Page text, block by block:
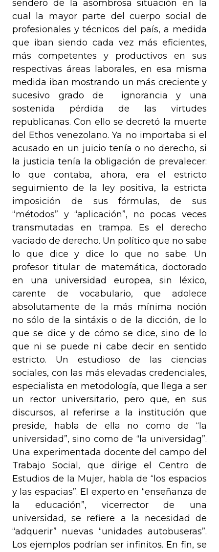
sendero de la asombrosa situación en la
cual la mayor parte del cuerpo social de
profesionales y técnicos del país, a medida
que iban siendo cada vez más eficientes,
más competentes y productivos en sus
respectivas áreas laborales, en esa misma
medida iban mostrando un más creciente y
sucesivo grado de
ignorancia y una
sostenida pérdida de las virtudes
republicanas. Con ello se decretó la muerte
del Ethosvenezolano. Ya no importaba si el
acusado en un juicio tenía o no derecho, si
la justicia tenía la obligación de prevalecer:
lo que contaba, ahora, era el estricto
seguimiento de la ley positiva, la estricta
imposición de sus fórmulas, de sus
“métodos” y “aplicación”, no pocas veces
transmutadas en trampa. Es el derecho
vaciado de derecho. Un político que no sabe
lo que dice y dice lo que no sabe. Un
profesor titular de matemática, doctorado
en una universidad europea, sin léxico,
carente de vocabulario, que adolece
absolutamente de la más mínima noción
no sólo de la sintáxis o de la dicción, de lo
que se dice y de cómo se dice, sino de lo
que ni se puede ni cabe decir en sentido
estricto. Un estudioso de las ciencias
sociales, con las más elevadas credenciales,
especialista en metodología, que llega a ser
un rector universitario, pero que, en sus
discursos, al referirse a la institución que
preside, habla de ella no como de “la
universidad”, sino como de “la universidag”.
Una experimentada docente del campo del
Trabajo Social, que dirige el Centro de
Estudios de la Mujer, habla de “los espacios
y las espacias”. El experto en “enseñanza de
la educación”, vicerrector de una
universidad, se refiere a la necesidad de
“adquerir” nuevas “unidades autobuseras”.
Los ejemplos podrían ser infinitos. En fin, se